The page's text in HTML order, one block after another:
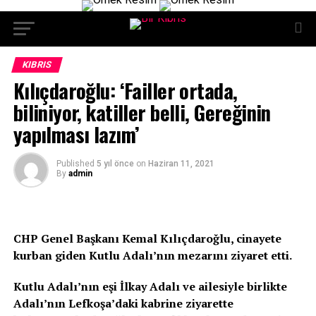
KIBRIS
Kılıçdaroğlu: ‘Failler ortada,
biliniyor, katiller belli, Gereğinin
yapılması lazım’
Published 5 yıl önce on Haziran 11, 2021
By admin
CHP Genel Başkanı Kemal Kılıçdaroğlu, cinayete
kurban giden Kutlu Adalı’nın mezarını ziyaret etti.
Kutlu Adalı’nın eşi İlkay Adalı ve ailesiyle birlikte
Adalı’nın Lefkoşa’daki kabrine ziyarette